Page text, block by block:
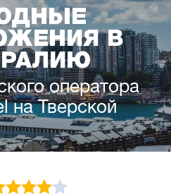
В
оператора
на Тверской